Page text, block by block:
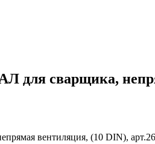
сварщика,
вентиляция, (10 DIN),